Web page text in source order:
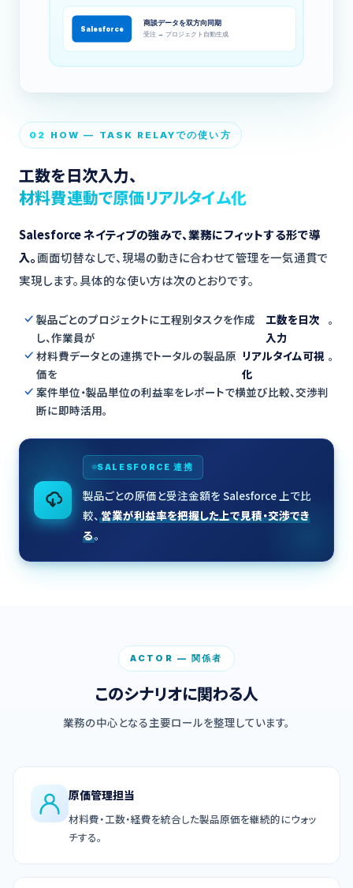
02 HOW — TASK RELAYでの使い方
工数を日次入力、
材料費連動で原価リアルタイム化
Salesforce ネイティブの強みで、業務にフィットする形で導
入。画面切替なしで、現場の動きに合わせて管理を一気通貫で
実現します。具体的な使い方は次のとおりです。
製品ごとのプロジェクトに工程別タスクを作成
し、作業員が
工数を日次
入力
。
材料費データとの連携でトータルの製品原
価を
リアルタイム可視
化
。
案件単位・製品単位の利益率をレポートで横並び比較、交渉判
断に即時活用。
SALESFORCE 連携
製品ごとの原価と受注金額を Salesforce 上で比
較、 営業が利益率を把握した上で見積・交渉でき
る。
Salesforce
商談データを双方向同期
受注 → プロジェクト自動生成
ACTOR — 関係者
このシナリオに関わる人
業務の中心となる主要ロールを整理しています。
原価管理担当
材料費・工数・経費を統合した製品原価を継続的にウォッ
チする。